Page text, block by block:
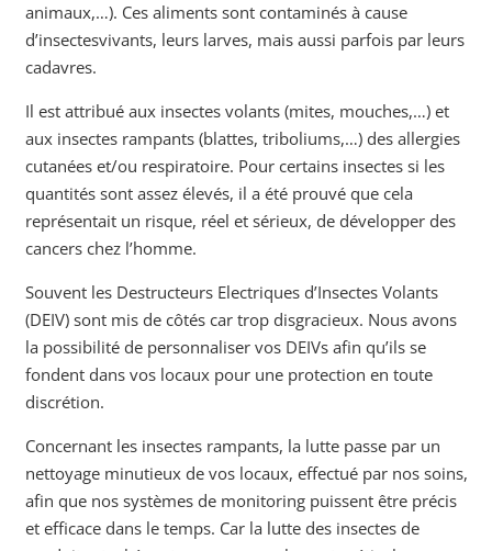
animaux,…). Ces aliments sont contaminés à cause
d’insectesvivants, leurs larves, mais aussi parfois par leurs
cadavres.
Il est attribué aux insectes volants (mites, mouches,…) et
aux insectes rampants (blattes, triboliums,…) des allergies
cutanées et/ou respiratoire. Pour certains insectes si les
quantités sont assez élevés, il a été prouvé que cela
représentait un risque, réel et sérieux, de développer des
cancers chez l’homme.
Souvent les Destructeurs Electriques d’Insectes Volants
(DEIV) sont mis de côtés car trop disgracieux. Nous avons
la possibilité de personnaliser vos DEIVs afin qu’ils se
fondent dans vos locaux pour une protection en toute
discrétion.
Concernant les insectes rampants, la lutte passe par un
nettoyage minutieux de vos locaux, effectué par nos soins,
afin que nos systèmes de monitoring puissent être précis
et efficace dans le temps. Car la lutte des insectes de